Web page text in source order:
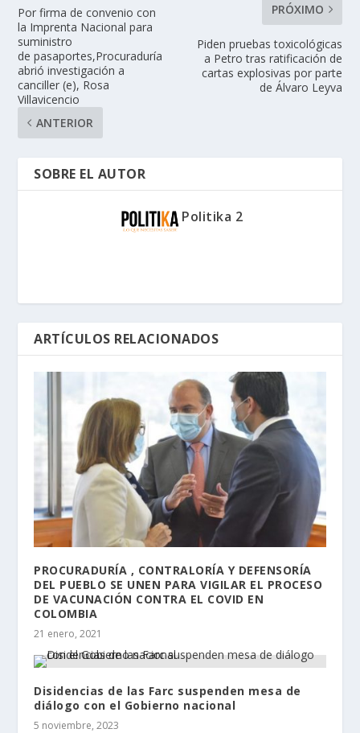
Por firma de convenio con
la Imprenta Nacional para
suministro
de pasaportes,Procuraduría
abrió investigación a
canciller (e), Rosa
Villavicencio
ANTERIOR
PRÓXIMO
Piden pruebas toxicológicas
a Petro tras ratificación de
cartas explosivas por parte
de Álvaro Leyva
SOBRE EL AUTOR
Politika 2
ARTÍCULOS RELACIONADOS
PROCURADURÍA , CONTRALORÍA Y DEFENSORÍA
DEL PUEBLO SE UNEN PARA VIGILAR EL PROCESO
DE VACUNACIÓN CONTRA EL COVID EN
COLOMBIA
21 enero, 2021
Disidencias de las Farc suspenden mesa de
diálogo con el Gobierno nacional
5 noviembre, 2023